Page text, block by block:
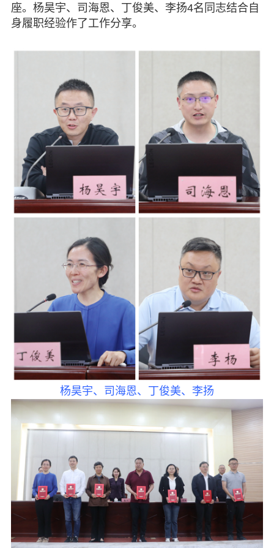
座。杨昊宇、司海恩、丁俊美、李扬4名同志结合自
身履职经验作了工作分享。
杨昊宇、司海恩、丁俊美、李扬